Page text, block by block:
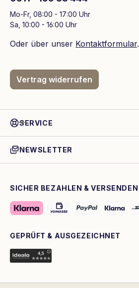
Mo-Fr, 08:00 - 17:00 Uhr
Sa, 10:00 - 16:00 Uhr
Oder über unser Kontaktformular.
Vertrag widerrufen
SERVICE
NEWSLETTER
SICHER BEZAHLEN & VERSENDEN
GEPRÜFT & AUSGEZEICHNET